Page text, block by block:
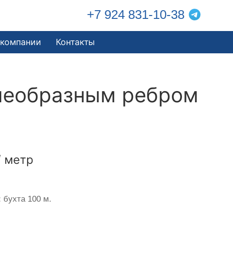
+7 924 831-10-38
Контакты
ребром
метр
100 м.